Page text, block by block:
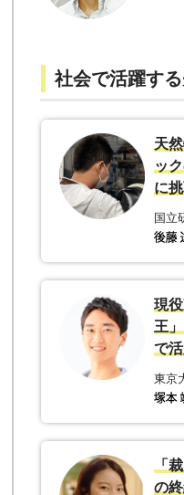
社会で活躍す
天
ッ
に
国立
現
王
で
東京
「
の